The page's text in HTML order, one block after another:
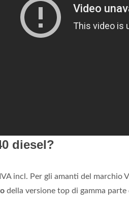
diesel?
incl. Per gli amanti del marchio
della versione top di gamma parte